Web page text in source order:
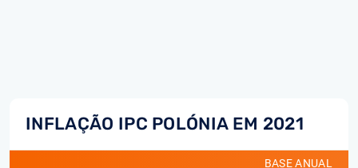
INFLAÇÃO IPC POLÓNIA EM 2021
BASE ANUAL